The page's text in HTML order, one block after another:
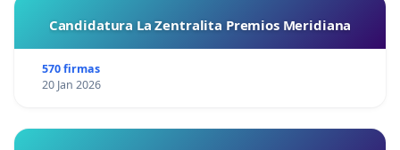
Candidatura La Zentralita Premios Meridiana
570 firmas
20 Jan 2026